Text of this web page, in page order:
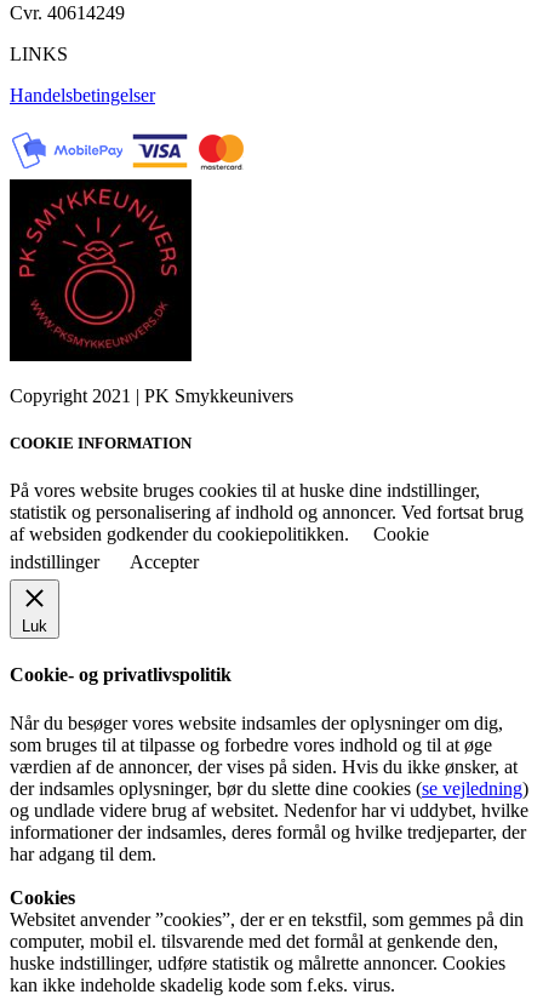
Cvr. 40614249
LINKS
Handelsbetingelser
Copyright 2021 | PK Smykkeunivers
COOKIE INFORMATION
På vores website bruges cookies til at huske dine indstillinger,
statistik og personalisering af indhold og annoncer. Ved fortsat brug
af websiden godkender du cookiepolitikken.
Cookie
indstillinger
Accepter
Luk
Cookie- og privatlivspolitik
Når du besøger vores website indsamles der oplysninger om dig,
som bruges til at tilpasse og forbedre vores indhold og til at øge
værdien af de annoncer, der vises på siden. Hvis du ikke ønsker, at
der indsamles oplysninger, bør du slette dine cookies (se vejledning)
og undlade videre brug af websitet. Nedenfor har vi uddybet, hvilke
informationer der indsamles, deres formål og hvilke tredjeparter, der
har adgang til dem.
Cookies
Websitet anvender ”cookies”, der er en tekstfil, som gemmes på din
computer, mobil el. tilsvarende med det formål at genkende den,
huske indstillinger, udføre statistik og målrette annoncer. Cookies
kan ikke indeholde skadelig kode som f.eks. virus.